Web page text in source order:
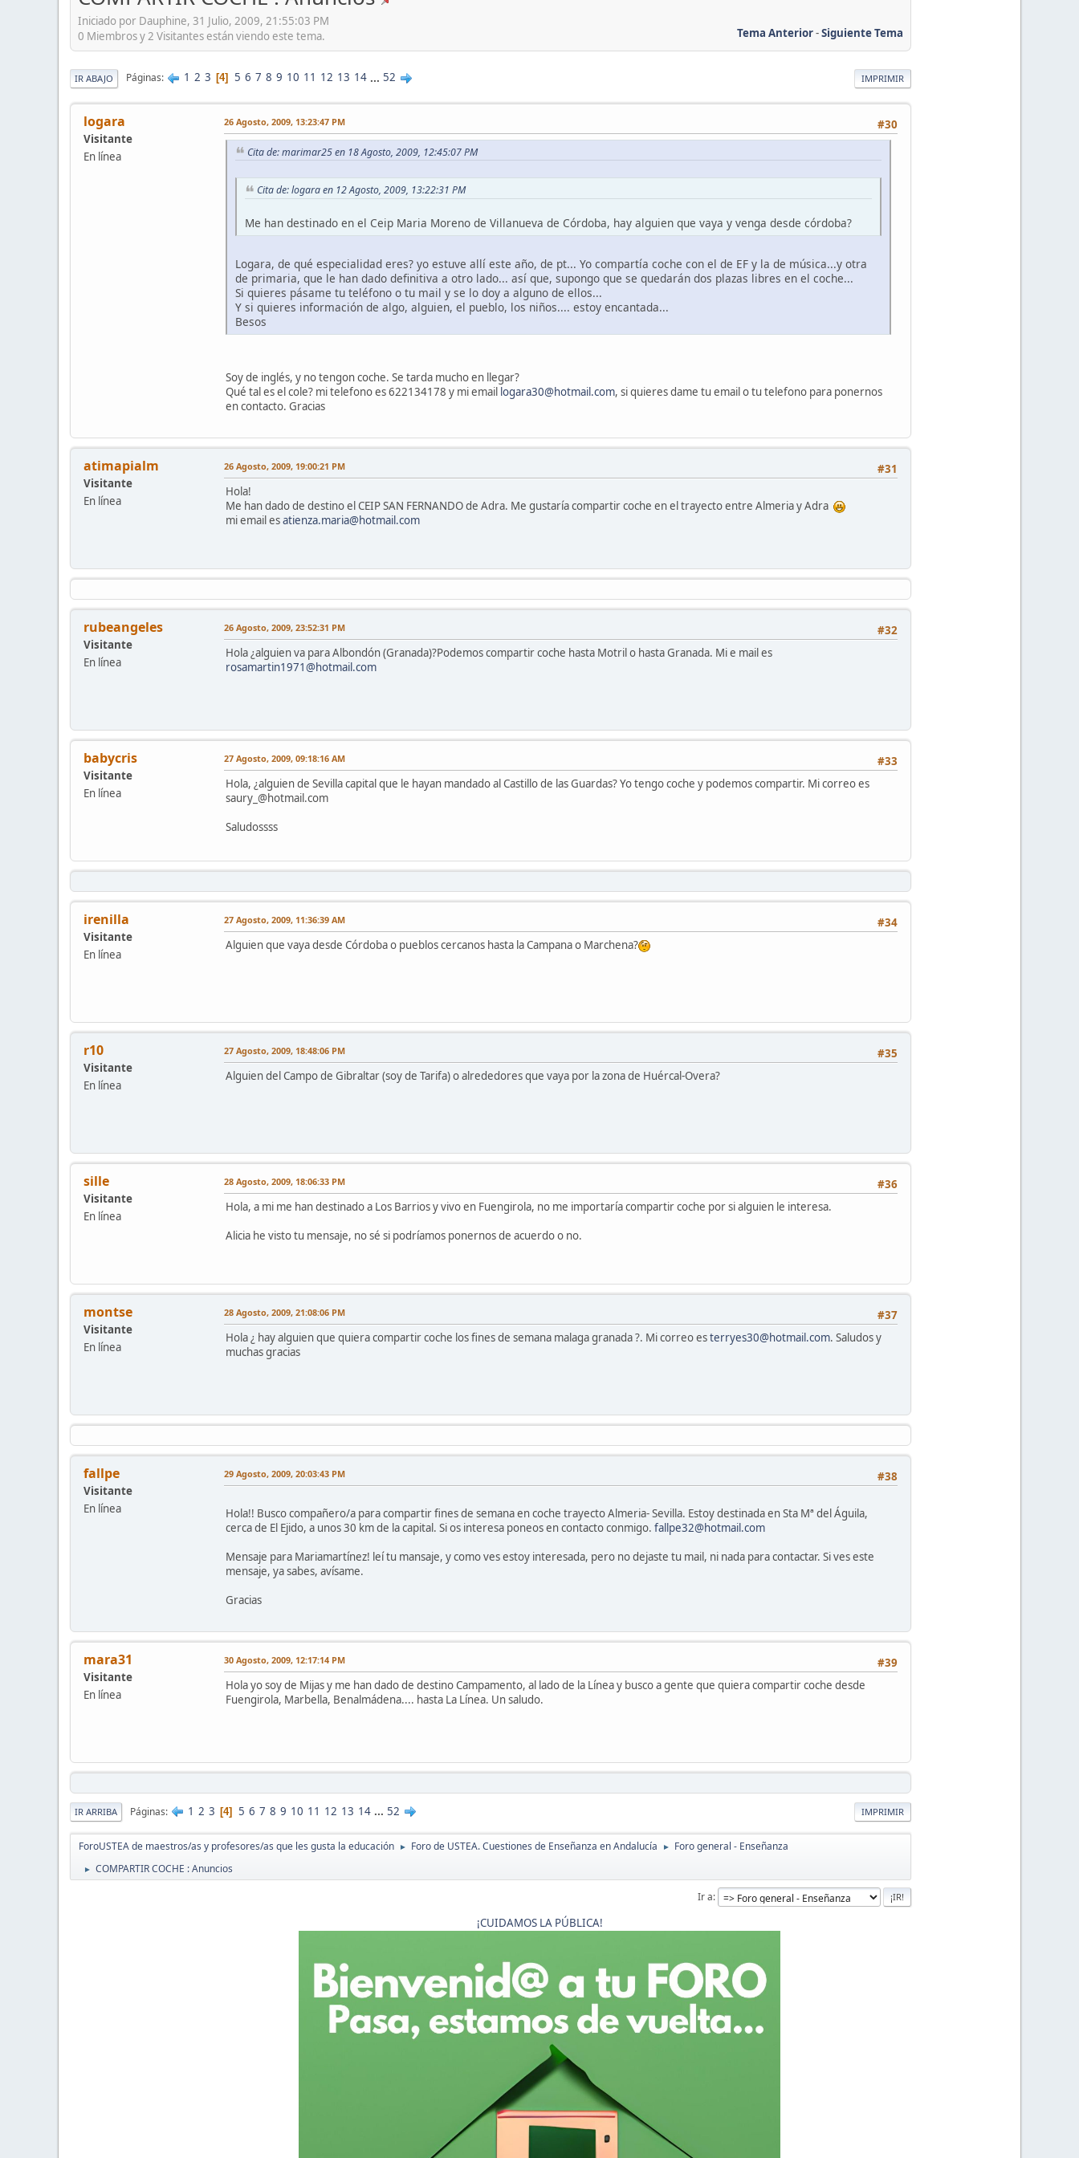
Iniciado por Dauphine, 31 Julio, 2009, 21:55:03 PM
Tema Anterior-Siguiente Tema
0 Miembros y 2 Visitantes están viendo este tema.
IMPRIMIR
IR ABAJO Páginas 1 2 3 4 5 6 7 8 9 10 11 12 13 14 ... 52
logara
Visitante
En línea
#30
26 Agosto, 2009, 13:23:47 PM
Cita de: marimar25 en 18 Agosto, 2009, 12:45:07 PM
Cita de: logara en 12 Agosto, 2009, 13:22:31 PM
Me han destinado en el Ceip Maria Moreno de Villanueva de Córdoba, hay alguien que vaya y venga desde córdoba?
Logara, de qué especialidad eres? yo estuve allí este año, de pt... Yo compartía coche con el de EF y la de música...y otra
de primaria, que le han dado definitiva a otro lado... así que, supongo que se quedarán dos plazas libres en el coche...
Si quieres pásame tu teléfono o tu mail y se lo doy a alguno de ellos...
Y si quieres información de algo, alguien, el pueblo, los niños.... estoy encantada...
Besos
Soy de inglés, y no tengon coche. Se tarda mucho en llegar?
Qué tal es el cole? mi telefono es 622134178 y mi email logara30@hotmail.com, si quieres dame tu email o tu telefono para ponernos
en contacto. Gracias
atimapialm
Visitante
En línea
#31
26 Agosto, 2009, 19:00:21 PM
Hola!
Me han dado de destino el CEIP SAN FERNANDO de Adra. Me gustaría compartir coche en el trayecto entre Almeria y Adra
mi email esatienza.maria@hotmail.com
rubeangeles
Visitante
En línea
#32
26 Agosto, 2009, 23:52:31 PM
Hola ¿alguien va para Albondón (Granada)?Podemos compartir coche hasta Motril o hasta Granada. Mi e mail es
rosamartin1971@hotmail.com
babycris
Visitante
En línea
#33
27 Agosto, 2009, 09:18:16 AM
Hola, ¿alguien de Sevilla capital que le hayan mandado al Castillo de las Guardas? Yo tengo coche y podemos compartir. Mi correo es
saury_@hotmail.com
Saludossss
irenilla
Visitante
En línea
#34
27 Agosto, 2009, 11:36:39 AM
Alguien que vaya desde Córdoba o pueblos cercanos hasta la Campana o Marchena?
r10
Visitante
En línea
#35
27 Agosto, 2009, 18:48:06 PM
Alguien del Campo de Gibraltar (soy de Tarifa) o alrededores que vaya por la zona de Huércal-Overa?
sille
Visitante
En línea
#36
28 Agosto, 2009, 18:06:33 PM
Hola, a mi me han destinado a Los Barrios y vivo en Fuengirola, no me importaría compartir coche por si alguien le interesa.
Alicia he visto tu mensaje, no sé si podríamos ponernos de acuerdo o no.
montse
Visitante
En línea
#37
28 Agosto, 2009, 21:08:06 PM
Hola ¿ hay alguien que quiera compartir coche los fines de semana malaga granada ?. Mi correo esterryes30@hotmail.com. Saludos y
muchas gracias
fallpe
Visitante
En línea
#38
29 Agosto, 2009, 20:03:43 PM
Hola!! Busco compañero/a para compartir fines de semana en coche trayecto Almeria- Sevilla. Estoy destinada en Sta Mª del Águila,
cerca de El Ejido, a unos 30 km de la capital. Si os interesa poneos en contacto conmigo. fallpe32@hotmail.com
Mensaje para Mariamartínez! leí tu mansaje, y como ves estoy interesada, pero no dejaste tu mail, ni nada para contactar. Si ves este
mensaje, ya sabes, avísame.
Gracias
mara31
Visitante
En línea
#39
30 Agosto, 2009, 12:17:14 PM
Hola yo soy de Mijas y me han dado de destino Campamento, al lado de la Línea y busco a gente que quiera compartir coche desde
Fuengirola, Marbella, Benalmádena.... hasta La Línea. Un saludo.
IMPRIMIR
IR ARRIBA Páginas 1 2 3 4 5 6 7 8 9 10 11 12 13 14 ... 52
ForoUSTEA de maestros/as y profesores/as que les gusta la educación ► Foro de USTEA. Cuestiones de Enseñanza en Andalucía ► Foro general - Enseñanza
► COMPARTIR COCHE : Anuncios
Ir a
¡CUIDAMOS LA PÚBLICA!